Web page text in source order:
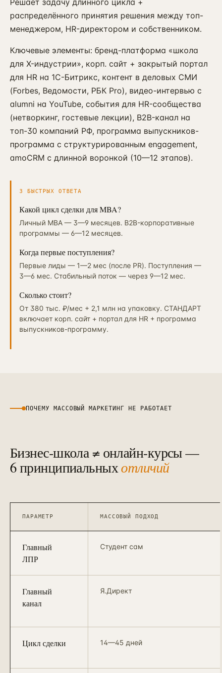
Решает задачу длинного цикла +
распределённого принятия решения между топ-
менеджером, HR-директором и собственником.
Ключевые элементы: бренд-платформа «школа
для X-индустрии», корп. сайт + закрытый портал
для HR на 1С-Битрикс, контент в деловых СМИ
(Forbes, Ведомости, РБК Pro), видео-интервью с
alumni на YouTube, события для HR-сообщества
(нетворкинг, гостевые лекции), B2B-канал на
топ-30 компаний РФ, программа выпускников-
программа с структурированным engagement,
amoCRM с длинной воронкой (10—12 этапов).
3 БЫСТРЫХ ОТВЕТА
Какой цикл сделки для MBA?
Личный MBA — 3—9 месяцев. B2B-корпоративные
программы — 6—12 месяцев.
Когда первые поступления?
Первые лиды — 1—2 мес (после PR). Поступления —
3—6 мес. Стабильный поток — через 9—12 мес.
Сколько стоит?
От 380 тыс. ₽/мес + 2,1 млн на упаковку. СТАНДАРТ
включает корп. сайт + портал для HR + программа
выпускников-программу.
ПОЧЕМУ МАССОВЫЙ МАРКЕТИНГ НЕ РАБОТАЕТ
Бизнес-школа ≠ онлайн-курсы —
6 принципиальныхотличий
ПАРАМЕТР МАССОВЫЙ ПОДХОД
Главный
ЛПР
Студент сам
Главный
канал
Я.Директ
Цикл сделки 14—45 дней